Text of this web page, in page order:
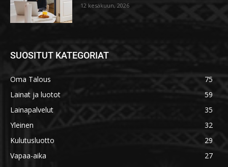
12 kesäkuun, 2026
SUOSITUT KATEGORIAT
Oma Talous
75
Lainat ja luotot
59
Lainapalvelut
35
Yleinen
32
Kulutusluotto
29
Vapaa-aika
27